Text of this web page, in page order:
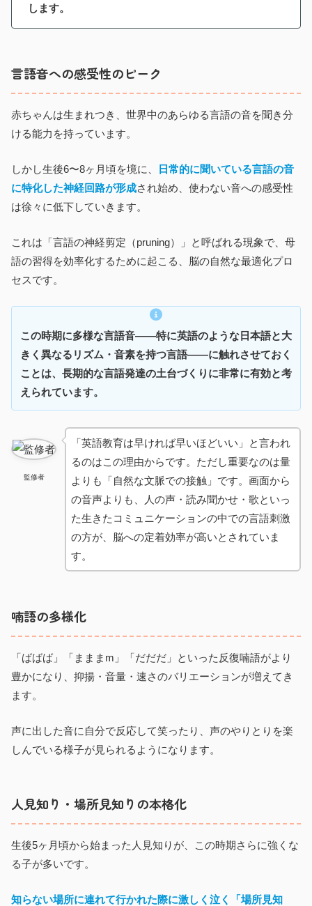
します。
言語音への感受性のピーク
赤ちゃんは生まれつき、世界中のあらゆる言語の音を聞き分
ける能力を持っています。
しかし生後6〜8ヶ月頃を境に、
日常的に聞いている言語の音
に特化した神経回路が形成され始め、使わない音への感受性
は徐々に低下していきます。
これは「言語の神経剪定（pruning）」と呼ばれる現象で、母
語の習得を効率化するために起こる、脳の自然な最適化プロ
セスです。
この時期に多様な言語音——特に英語のような日本語と大
きく異なるリズム・音素を持つ言語——に触れさせておく
ことは、長期的な言語発達の土台づくりに非常に有効と考
えられています。
監修者
「英語教育は早ければ早いほどいい」と言われ
るのはこの理由からです。ただし重要なのは量
よりも「自然な文脈での接触」です。画面から
の音声よりも、人の声・読み聞かせ・歌といっ
た生きたコミュニケーションの中での言語刺激
の方が、脳への定着効率が高いとされていま
す。
喃語の多様化
「ばばば」「まままm」「だだだ」といった反復喃語がより
豊かになり、抑揚・音量・速さのバリエーションが増えてき
ます。
声に出した音に自分で反応して笑ったり、声のやりとりを楽
しんでいる様子が見られるようになります。
人見知り・場所見知りの本格化
生後5ヶ月頃から始まった人見知りが、この時期さらに強くな
る子が多いです。
知らない場所に連れて行かれた際に激しく泣く「場所見知